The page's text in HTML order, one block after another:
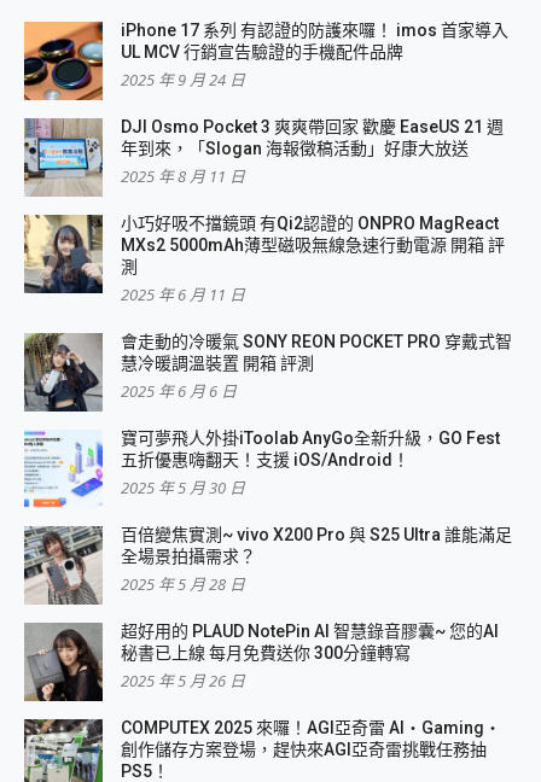
iPhone 17 系列 有認證的防護來囉！ imos 首家導入
UL MCV 行銷宣告驗證的手機配件品牌
2025 年 9 月 24 日
DJI Osmo Pocket 3 爽爽帶回家 歡慶 EaseUS 21 週
年到來，「Slogan 海報徵稿活動」好康大放送
2025 年 8 月 11 日
小巧好吸不擋鏡頭 有Qi2認證的 ONPRO MagReact
MXs2 5000mAh薄型磁吸無線急速行動電源 開箱 評
測
2025 年 6 月 11 日
會走動的冷暖氣 SONY REON POCKET PRO 穿戴式智
慧冷暖調溫裝置 開箱 評測
2025 年 6 月 6 日
寶可夢飛人外掛iToolab AnyGo全新升級，GO Fest
五折優惠嗨翻天！支援 iOS/Android！
2025 年 5 月 30 日
百倍變焦實測~ vivo X200 Pro 與 S25 Ultra 誰能滿足
全場景拍攝需求？
2025 年 5 月 28 日
超好用的 PLAUD NotePin AI 智慧錄音膠囊~ 您的AI
秘書已上線 每月免費送你 300分鐘轉寫
2025 年 5 月 26 日
COMPUTEX 2025 來囉！AGI亞奇雷 AI・Gaming・
創作儲存方案登場，趕快來AGI亞奇雷挑戰任務抽
PS5！